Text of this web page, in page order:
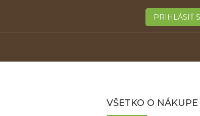
PRIHLÁSIŤ
VŠETKO O NÁKUPE